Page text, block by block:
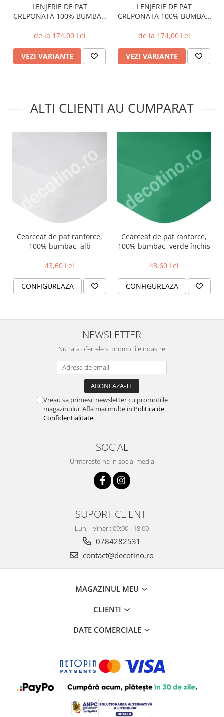
LENJERIE DE PAT
CREPONATA 100% BUMBAC
persoana
de la 174,00 Lei
VEZI VARIANTE
LENJERIE DE PAT
CREPONATA 100% BUMBAC
persoana
de la 174,00 Lei
VEZI VARIANTE
ALTI CLIENTI AU CUMPARAT
Cearceaf de pat ranforce,
100% bumbac, alb
43,60 Lei
CONFIGUREAZA
Cearceaf de pat ranforce,
100% bumbac, verde închis
43,60 Lei
CONFIGUREAZA
NEWSLETTER
Nu rata ofertele si promotiile noastre
Vreau sa primesc newsletter cu promotiile
magazinului. Afla mai multe in Politica de
Confidentialitate
SOCIAL
Urmareste-ne in social media
SUPORT CLIENTI
Luni - Vineri: 09:00 - 18:00
0784282531
contact@decotino.ro
MAGAZINUL MEU
CLIENTI
DATE COMERCIALE